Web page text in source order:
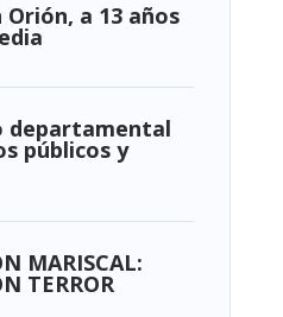
Orión, a 13 años
departamental
públicos y
MARISCAL:
TERROR